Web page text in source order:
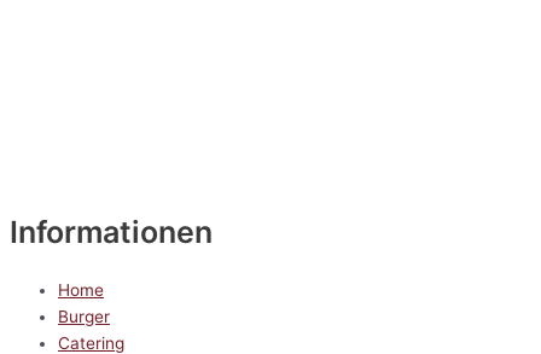
Informationen
Home
Burger
Catering